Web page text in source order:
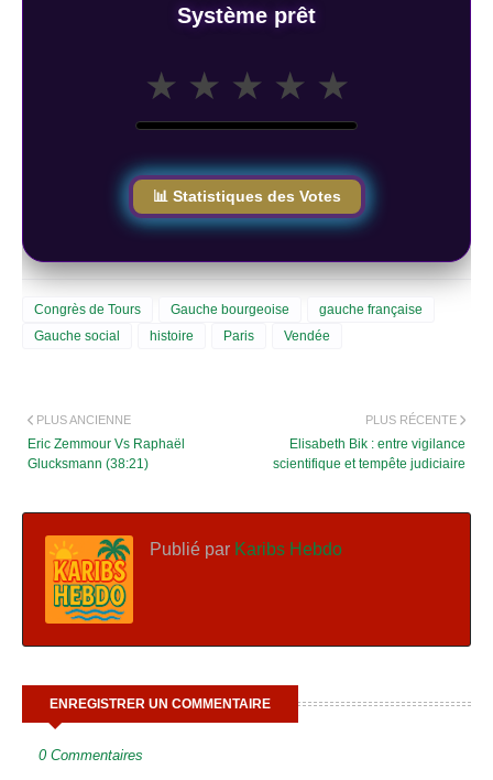
Système prêt
★ ★ ★ ★ ★
📊 Statistiques des Votes
Congrès de Tours Gauche bourgeoise
gauche française
Gauche social
histoire Paris Vendée
PLUS RÉCENTE
Elisabeth Bik : entre vigilance
scientifique et tempête judiciaire
PLUS ANCIENNE
Eric Zemmour Vs Raphaël
Glucksmann (38:21)
Publié par Karibs Hebdo
ENREGISTRER UN COMMENTAIRE
0 Commentaires